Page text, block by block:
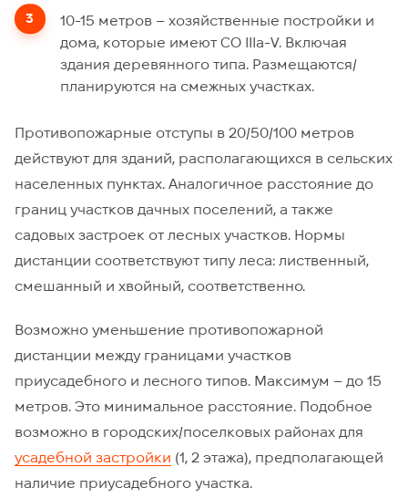
10-15 метров – хозяйственные постройки и
дома, которые имеют СО IIIа-V. Включая
здания деревянного типа. Размещаются/
планируются на смежных участках.
Противопожарные отступы в 20/50/100 метров
действуют для зданий, располагающихся в сельских
населенных пунктах. Аналогичное расстояние до
границ участков дачных поселений, а также
садовых застроек от лесных участков. Нормы
дистанции соответствуют типу леса: лиственный,
смешанный и хвойный, соответственно.
Возможно уменьшение противопожарной
дистанции между границами участков
приусадебного и лесного типов. Максимум – до 15
метров. Это минимальное расстояние. Подобное
возможно в городских/поселковых районах для
усадебной застройки (1, 2 этажа), предполагающей
наличие приусадебного участка.